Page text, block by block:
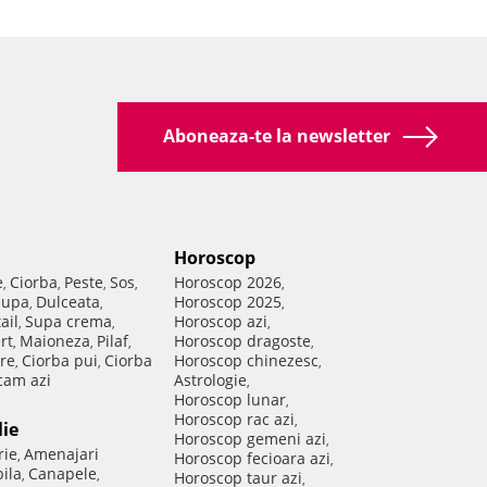
Aboneaza-te la newsletter
, Ciorba, Peste, Sos,
, Dulceata,
, Supa crema,
, Maioneza, Pilaf,
, Ciorba pui, Ciorba
azi
, Amenajari
, Canapele,
Horoscop
Horoscop 2026,
Horoscop 2025,
Horoscop azi,
Horoscop dragoste,
Horoscop chinezesc,
Astrologie,
Horoscop lunar,
Horoscop rac azi,
Horoscop gemeni azi,
Horoscop fecioara azi,
Horoscop taur azi,